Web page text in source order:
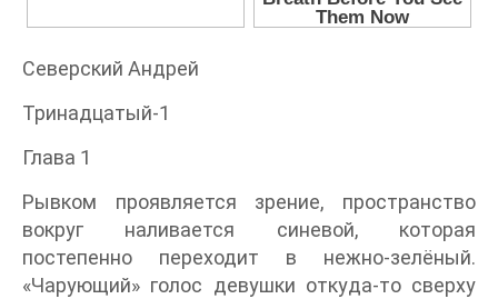
Северский Андрей
Тринадцатый-1
Глава 1
Рывком проявляется зрение, пространство
вокруг наливается синевой, которая
постепенно переходит в нежно-зелёный.
«Чарующий» голос девушки откуда-то сверху